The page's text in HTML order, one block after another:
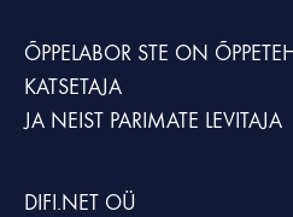
ÕPPELABOR STE ON
KATSETAJA
JA NEIST PARIMATE LEVITAJA
DIFI.NET OÜ